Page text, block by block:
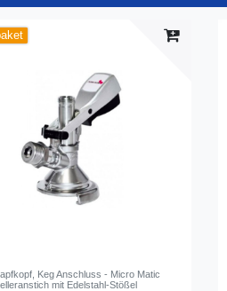
Keg Anschluss - Micro Matic
mit Edelstahl-Stößel